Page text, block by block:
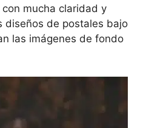
mucha claridad y
diseños de postales bajo
las imágenes de fondo